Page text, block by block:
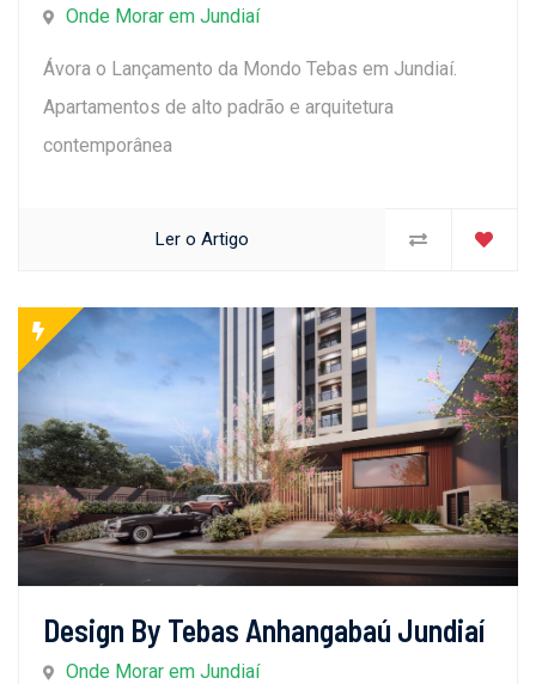
Onde Morar em Jundiaí
Ávora o Lançamento da Mondo Tebas em Jundiaí.
Apartamentos de alto padrão e arquitetura
contemporânea
Ler o Artigo
Design By Tebas Anhangabaú Jundiaí
Onde Morar em Jundiaí